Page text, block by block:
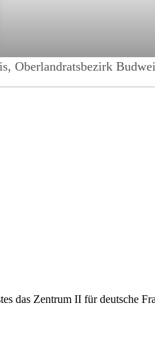
Oberlandratsbezirk
das Zentrum II für deutsche